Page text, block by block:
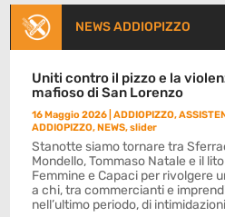
NEWS ADDIOPIZZO
Uniti contro il pizzo e la
mafioso di San Lorenzo
16 Maggio 2026 |ADDIOPIZZO,
ADDIOPIZZO,NEWS,slider
Stanotte siamo tornare tra
Mondello, Tommaso Natale e il
Femmine e Capaci per rivolgere
a chi, tra commercianti e
nell’ultimo periodo, di